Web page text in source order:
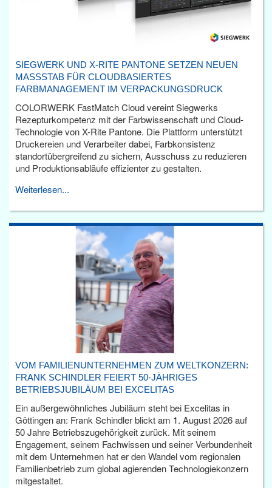
SIEGWERK UND X-RITE PANTONE SETZEN NEUEN
MASSSTAB FÜR CLOUDBASIERTES F
ARBMANAGEMENT IM VERPACKUNGSDRUCK
COLORWERK FastMatch Cloud vereint Siegwerks
Rezepturkompetenz mit der Farbwissenschaft und Cloud-
Technologie von X-Rite Pantone. Die Plattform unterstützt
Druckereien und Verarbeiter dabei, Farbkonsistenz
standortübergreifend zu sichern, Ausschuss zu reduzieren
und Produktionsabläufe effizienter zu gestalten.
Weiterlesen...
VOM FAMILIENUNTERNEHMEN ZUM WELTKONZERN:
FRANK SCHINDLER FEIERT 50-JÄHRIGES
BETRIEBSJUBILÄUM BEI EXCELITAS
Ein außergewöhnliches Jubiläum steht bei Excelitas in
Göttingen an: Frank Schindler blickt am 1. August 2026 auf
50 Jahre Betriebszugehörigkeit zurück. Mit seinem
Engagement, seinem Fachwissen und seiner Verbundenheit
mit dem Unternehmen hat er den Wandel vom regionalen
Familienbetrieb zum global agierenden Technologiekonzern
mitgestaltet.